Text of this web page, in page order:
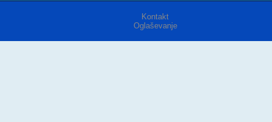
Kontakt
Oglaševanje